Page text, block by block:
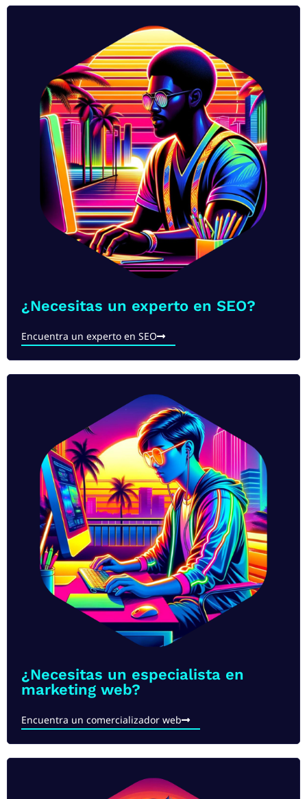
¿Necesitas un experto en SEO?
Encuentra un experto en SEO
¿Necesitas un especialista en
marketing web?
Encuentra un comercializador web